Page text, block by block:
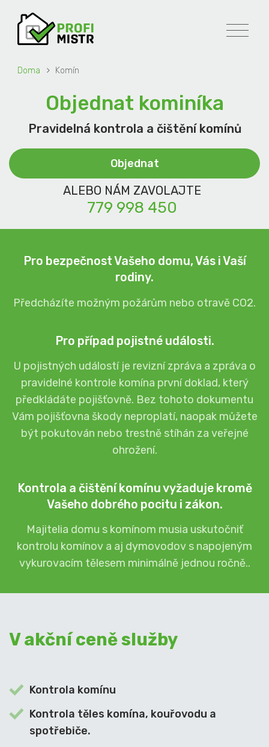
Doma Komín
Objednat kominíka
Pravidelná kontrola a čištění komínů
Objednat
ALEBO NÁM ZAVOLAJTE
779 998 450
Pro bezpečnost Vašeho domu, Vás i Vaší
rodiny.
Předcházíte možným požárům nebo otravě CO2.
Pro případ pojistné události.
U pojistných událostí je revizní zpráva a zpráva o
pravidelné kontrole komína první doklad, který
předkládáte pojišťovně. Bez tohoto dokumentu
Vám pojišťovna škody neproplatí, naopak můžete
být pokutován nebo trestně stíhán za veřejné
ohrožení.
Kontrola a čištění komínu vyžaduje kromě
Vašeho dobrého pocitu i zákon.
Majitelia domu s komínom musia uskutočniť
kontrolu komínov a aj dymovodov s napojeným
vykurovacím tělesem minimálně jednou ročně..
V akční ceně služby
Kontrola komínu
Kontrola těles komína, kouřovodu a
spotřebiče.